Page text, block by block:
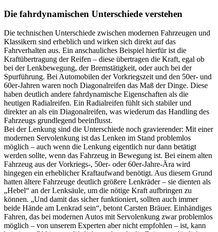
Die fahrdynamischen Unterschiede verstehen
Die technischen Unterschiede zwischen modernen Fahrzeugen und
Klassikern sind erheblich und wirken sich direkt auf das
Fahrverhalten aus. Ein anschauliches Beispiel hierfür ist die
Kraftübertragung der Reifen – diese übertragen die Kraft, egal ob
bei der Lenkbewegung, der Bremstätigkeit, oder auch bei der
Spurführung. Bei Automobilen der Vorkriegszeit und den 50er- und
60er-Jahren waren noch Diagonalreifen das Maß der Dinge. Diese
haben deutlich andere fahrdynamische Eigenschaften als die
heutigen Radialreifen. Ein Radialreifen fühlt sich stabiler und
direkter an als ein Diagonalreifen, was wiederum das Handling des
Fahrzeugs grundlegend beeinflusst.
Bei der Lenkung sind die Unterschiede noch gravierender: Mit einer
modernen Servolenkung ist das Lenken im Stand problemlos
möglich – auch wenn die Lenkung eigentlich nur dann betätigt
werden sollte, wenn das Fahrzeug in Bewegung ist. Bei einem alten
Fahrzeug aus der Vorkriegs-, 50er- oder 60er-Jahre-Ära wird
hingegen ein erheblicher Kraftaufwand benötigt. Aus diesem Grund
hatten ältere Fahrzeuge deutlich größere Lenkräder – sie dienten als
„Hebel“ an der Lenksäule, um die nötige Kraft aufbringen zu
können. „Und damit das sicher funktioniert, sollten auch immer
beide Hände am Lenkrad sein“, betont Carsten Bräuer. Einhändiges
Fahren, das bei modernen Autos mit Servolenkung zwar problemlos
möglich – von unserem Experten aber nicht empfohlen – ist, kann